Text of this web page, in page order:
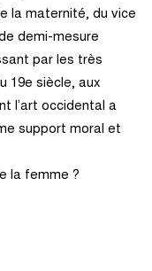
la maternité, du vice
demi-mesure
par les très
19e siècle, aux
l’art occidental a
support moral et
la femme ?